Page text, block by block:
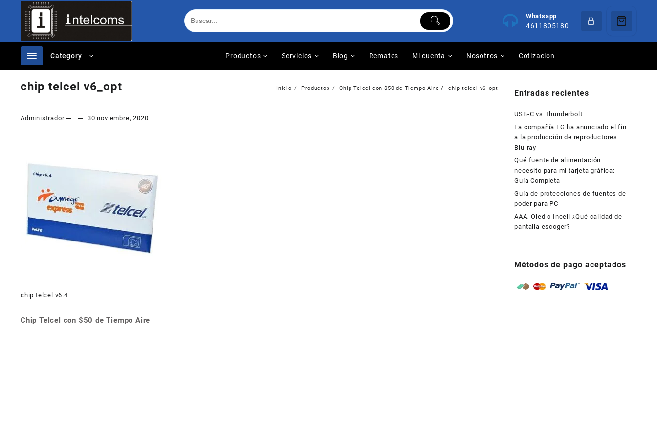
contenido
Whatsapp
4611805180
Category Productos Servicios Blog Remates Mi cuenta Nosotros Cotización
chip telcel v6_opt Inicio Productos Chip Telcel con $50 de Tiempo Aire chip telcel v6_opt
Administrador 30 noviembre, 2020
chip telcel v6.4
Navegación
Chip Telcel con $50 de Tiempo Aire
Entradas recientes
USB-C vs Thunderbolt
La compañía LG ha anunciado el fin
a la producción de reproductores
Blu-ray
Qué fuente de alimentación
necesito para mi tarjeta gráfica:
Guía Completa
Guía de protecciones de fuentes de
poder para PC
AAA, Oled o Incell ¿Qué calidad de
pantalla escoger?
Métodos de pago aceptados